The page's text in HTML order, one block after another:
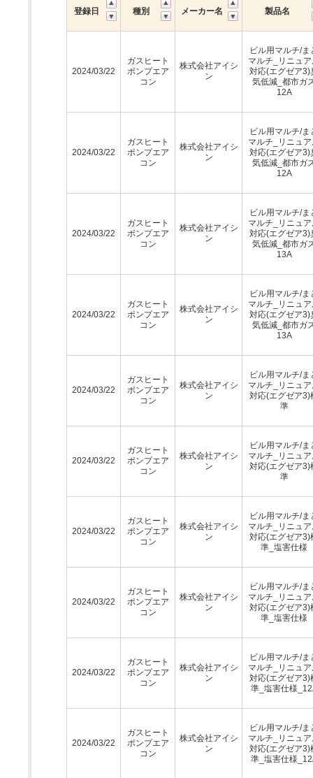
登録日 種別 メーカー名 製品名
2024/03/22
ガスヒート
ポンプエア
コン
株式会社アイシ
ン
ビル用マルチ/ま
マルチ_リニュ
対応(エグゼア3)
気低減_都市ガ
12A
2024/03/22
ガスヒート
ポンプエア
コン
株式会社アイシ
ン
ビル用マルチ/ま
マルチ_リニュ
対応(エグゼア3)
気低減_都市ガ
12A
2024/03/22
ガスヒート
ポンプエア
コン
株式会社アイシ
ン
ビル用マルチ/ま
マルチ_リニュ
対応(エグゼア3)
気低減_都市ガ
13A
2024/03/22
ガスヒート
ポンプエア
コン
株式会社アイシ
ン
ビル用マルチ/ま
マルチ_リニュ
対応(エグゼア3)
気低減_都市ガ
13A
2024/03/22
ガスヒート
ポンプエア
コン
株式会社アイシ
ン
ビル用マルチ/ま
マルチ_リニュ
対応(エグゼア3)
準
2024/03/22
ガスヒート
ポンプエア
コン
株式会社アイシ
ン
ビル用マルチ/ま
マルチ_リニュ
対応(エグゼア3)
準
2024/03/22
ガスヒート
ポンプエア
コン
株式会社アイシ
ン
ビル用マルチ/ま
マルチ_リニュ
対応(エグゼア3)
準_塩害仕様
2024/03/22
ガスヒート
ポンプエア
コン
株式会社アイシ
ン
ビル用マルチ/ま
マルチ_リニュ
対応(エグゼア3)
準_塩害仕様
2024/03/22
ガスヒート
ポンプエア
コン
株式会社アイシ
ン
ビル用マルチ/ま
マルチ_リニュ
対応(エグゼア3)
準_塩害仕様
2024/03/22
ガスヒート
ポンプエア
コン
株式会社アイシ
ン
ビル用マルチ/ま
マルチ_リニュ
対応(エグゼア3)
準_塩害仕様